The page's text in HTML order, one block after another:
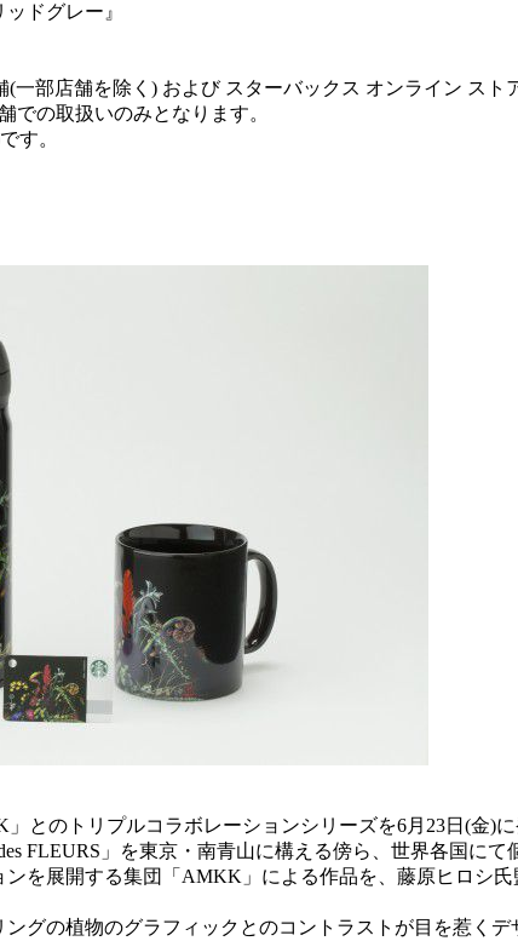
ドグレー』
一部店舗を除く) および スターバックス オンライン スト
の取扱いのみとなります。
す。
とのトリプルコラボレーションシリーズを6月23日(金)に
FLEURS」を東京・南青山に構える傍ら、世界各国に
を展開する集団「AMKK」による作品を、藤原ヒロシ
グの植物のグラフィックとのコントラストが目を惹く